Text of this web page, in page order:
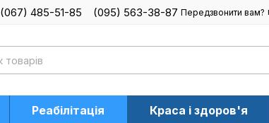
(067) 485-51-85 (095) 563-38-87 Передзвонити вам?
Реабілітація Краса і здоров'я